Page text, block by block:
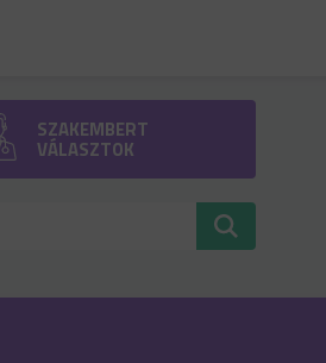
SZAKEMBERT
VÁLASZTOK